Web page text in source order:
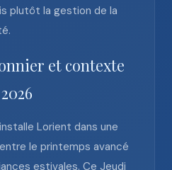
plutôt la gestion de la
et contexte
Lorient dans une
le printemps avancé
estivales. Ce Jeudi